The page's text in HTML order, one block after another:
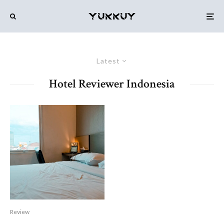
Latest
Hotel Reviewer Indonesia
Review